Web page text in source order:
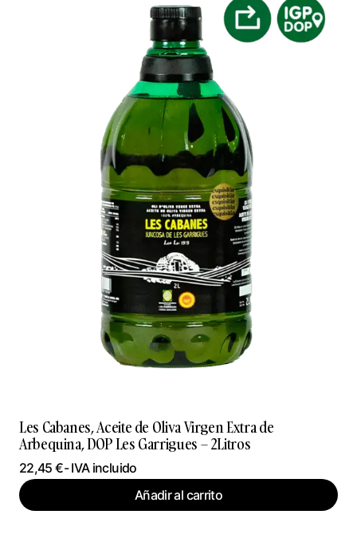
Les Cabanes, Aceite de Oliva Virgen Extra de
Arbequina, DOP Les Garrigues – 2Litros
22,45€- IVA incluido
Añadir al carrito